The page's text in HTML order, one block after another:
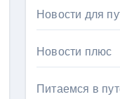
Новости для
Новости плюс
Питаемся в